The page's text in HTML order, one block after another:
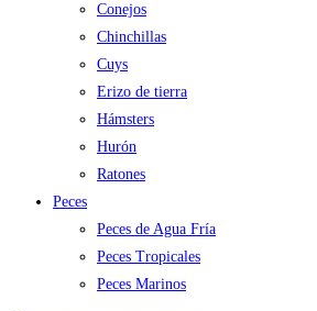
Conejos
Chinchillas
Cuys
Erizo de tierra
Hámsters
Hurón
Ratones
Peces
Peces de Agua Fría
Peces Tropicales
Peces Marinos